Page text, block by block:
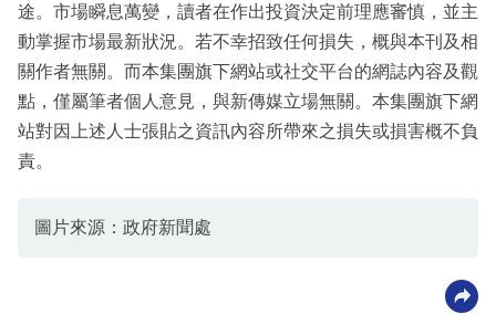
途。市場瞬息萬變，讀者在作出投資決定前理應審慎，並主
動掌握市場最新狀況。若不幸招致任何損失，概與本刊及相
關作者無關。而本集團旗下網站或社交平台的網誌內容及觀
點，僅屬筆者個人意見，與新傳媒立場無關。本集團旗下網
站對因上述人士張貼之資訊內容所帶來之損失或損害概不負
責。
圖片來源：政府新聞處